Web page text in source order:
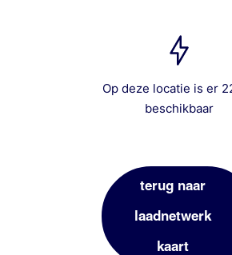
Op deze locatie is er
beschikbaar
terug naar
laadnetwerk
kaart